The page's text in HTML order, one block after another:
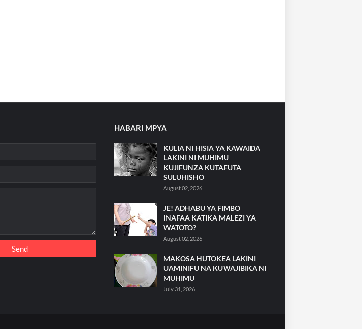
HABARI MPYA
KULIA NI HISIA YA KAWAIDA
LAKINI NI MUHIMU
KUJIFUNZA KUTAFUTA
SULUHISHO
August 02, 2026
JE! ADHABU YA FIMBO
INAFAA KATIKA MALEZI YA
WATOTO?
August 02, 2026
MAKOSA HUTOKEA LAKINI
UAMINIFU NA KUWAJIBIKA NI
MUHIMU
July 31, 2026